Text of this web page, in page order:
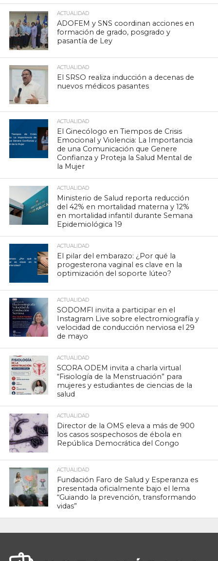
ACTUALIDAD
ADOFEM y SNS coordinan acciones en
formación de grado, posgrado y
pasantía de Ley
ACTUALIDAD
El SRSO realiza inducción a decenas de
nuevos médicos pasantes
ACTUALIDAD
El Ginecólogo en Tiempos de Crisis
Emocional y Violencia: La Importancia
de una Comunicación que Genere
Confianza y Proteja la Salud Mental de
la Mujer
ACTUALIDAD
Ministerio de Salud reporta reducción
del 42% en mortalidad materna y 12%
en mortalidad infantil durante Semana
Epidemiológica 19
ACTUALIDAD
El pilar del embarazo: ¿Por qué la
progesterona vaginal es clave en la
optimización del soporte lúteo?
ACTUALIDAD
SODOMFI invita a participar en el
Instagram Live sobre electromiografía y
velocidad de conducción nerviosa el 29
de mayo
ACTUALIDAD
SCORA ODEM invita a charla virtual
“Fisiología de la Menstruación” para
mujeres y estudiantes de ciencias de la
salud
ACTUALIDAD
Director de la OMS eleva a más de 900
los casos sospechosos de ébola en
República Democrática del Congo
ACTUALIDAD
Fundación Faro de Salud y Esperanza es
presentada oficialmente bajo el lema
“Guiando la prevención, transformando
vidas”